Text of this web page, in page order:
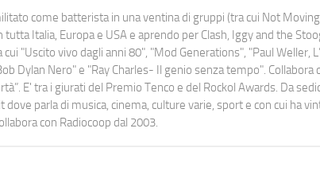
come batterista in una ventina di gruppi (tra cui Not
Italia, Europa e USA e aprendo per Clash, Iggy and the
"Uscito vivo dagli anni 80", "Mod Generations", "Paul Weller,
Dylan Nero" e "Ray Charles- Il genio senza tempo". Collabora
E' tra i giurati del Premio Tenco e del Rockol Awards. Da
parla di musica, cinema, culture varie, sport e con cui ha
con Radiocoop dal 2003.